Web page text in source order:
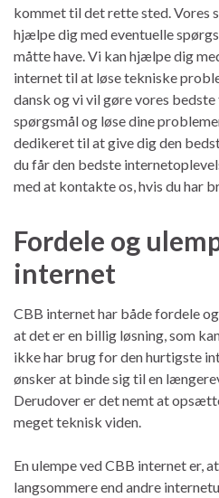
kommet til det rette sted. Vores
hjælpe dig med eventuelle
måtte have. Vi kan hjælpe dig
internet til at løse tekniske
dansk og vi vil gøre vores
spørgsmål og løse dine
dedikeret til at give dig den
du får den bedste
med at kontakte os, hvis du har
Fordele og
internet
CBB internet har både fordele
at det er en billig løsning, som
ikke har brug for den hurtigste
ønsker at binde sig til en
Derudover er det nemt at
meget teknisk viden.
En ulempe ved CBB internet er,
langsommere end andre